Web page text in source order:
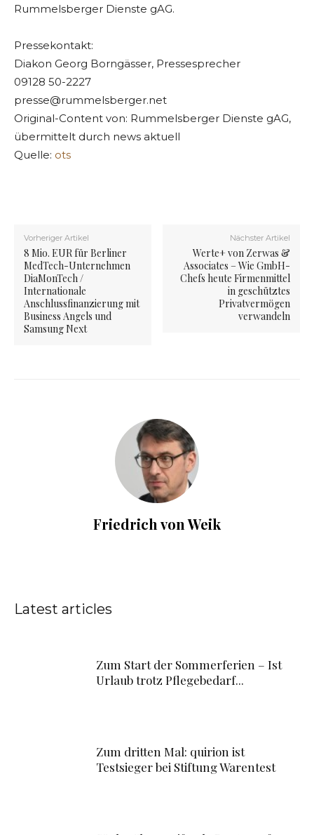
Rummelsberger Dienste gAG.
Pressekontakt:
Diakon Georg Borngässer, Pressesprecher
09128 50-2227
presse@rummelsberger.net
Original-Content von: Rummelsberger Dienste gAG,
übermittelt durch news aktuell
Quelle: ots
Vorheriger Artikel
8 Mio. EUR für Berliner
MedTech-Unternehmen
DiaMonTech /
Internationale
Anschlussfinanzierung mit
Business Angels und
Samsung Next
Nächster Artikel
Werte+ von Zerwas &
Associates – Wie GmbH-
Chefs heute Firmenmittel
in geschütztes
Privatvermögen
verwandeln
Friedrich von Weik
Latest articles
Zum Start der Sommerferien – Ist
Urlaub trotz Pflegebedarf...
Zum dritten Mal: quirion ist
Testsieger bei Stiftung Warentest